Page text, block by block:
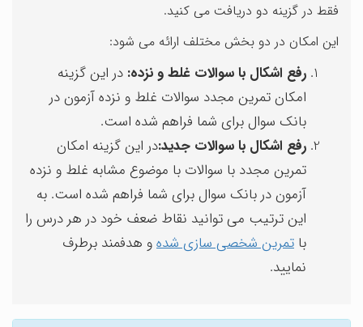
فقط در گزینه دو دریافت می کنید.
این امکان در دو بخش مختلف ارائه می شود:
رفع اشکال با سوالات غلط و نزده: در این گزینه
امکان تمرین مجدد سوالات غلط و نزده آزمون در
بانک سوال برای شما فراهم شده است.
رفع اشکال با سوالات جدید:در این گزینه امکان
تمرین مجدد با سوالات با موضوع مشابه غلط و نزده
آزمون در بانک سوال برای شما فراهم شده است. به
این ترتیب می توانید نقاط ضعف خود در هر درس را
با تمرین شخصی سازی شدهو هدفمند برطرف
نمایید.